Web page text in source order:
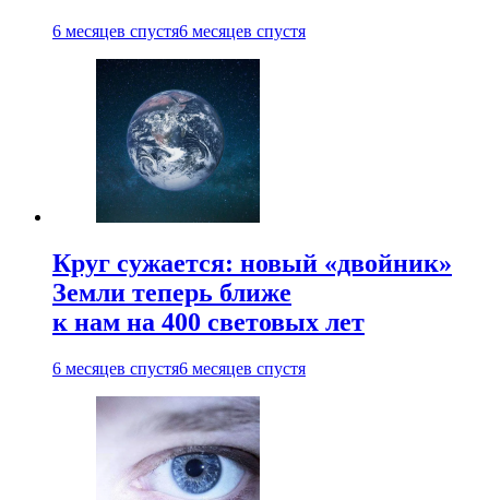
6 месяцев спустя6 месяцев спустя
Круг сужается: новый «двойник»
Земли теперь ближе
к нам на 400 световых лет
6 месяцев спустя6 месяцев спустя